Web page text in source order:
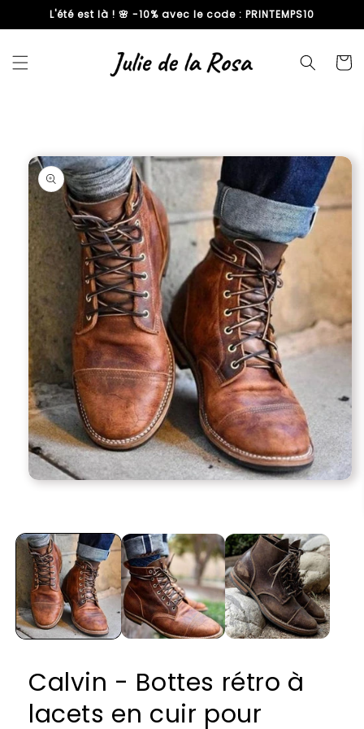
passer
contenu
L'été est là ! 🌸 -10% avec le code : PRINTEMPS10
Panier
Ouvrir
dans
une
fenêtre
modale
Calvin - Bottes rétro à
lacets en cuir pour